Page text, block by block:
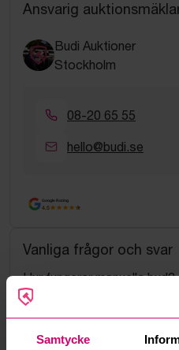
Samtycke
Ansvarig
Budi Auktioner
Stockholm
08-20 65 55
hello@budi.se
Google Rating
4.5
Vanliga frågor och svar
Hur fungerar manuella bud?
Vad innebär serviceavgift?